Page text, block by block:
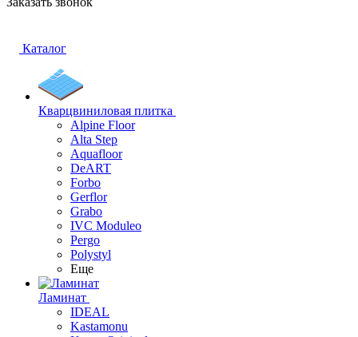
Каталог
Кварцвиниловая плитка
Alpine Floor
Alta Step
Aquafloor
DeART
Forbo
Gerflor
Grabo
IVC Moduleo
Pergo
Polystyl
Еще
Ламинат
IDEAL
Kastamonu